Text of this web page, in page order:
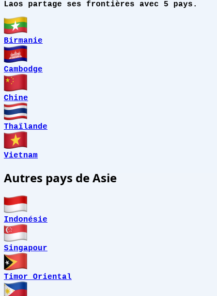
Laos partage ses frontières avec 5 pays.
Birmanie
Cambodge
Chine
Thaïlande
Vietnam
Autres pays de Asie
Indonésie
Singapour
Timor Oriental